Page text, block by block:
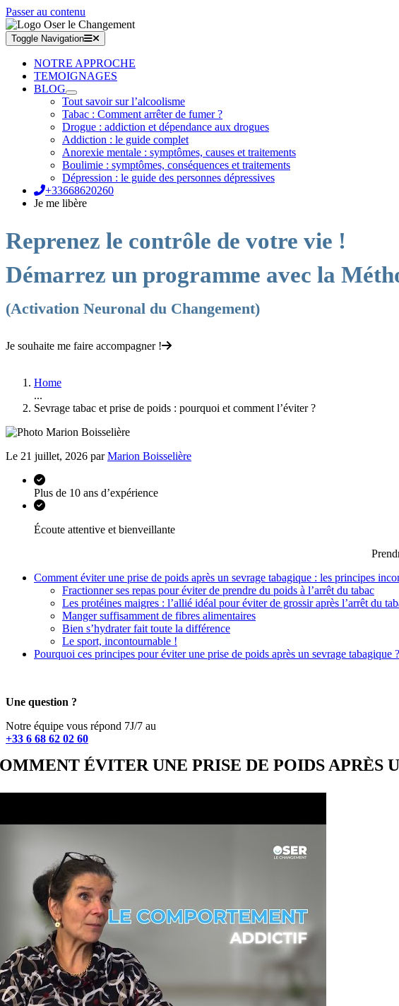
Passer au contenu
Toggle Navigation
NOTRE APPROCHE
TEMOIGNAGES
BLOG
Tout savoir sur l’alcoolisme
Tabac : Comment arrêter de fumer ?
Drogue : addiction et dépendance aux drogues
Addiction : le guide complet
Anorexie mentale : symptômes, causes et traitements
Boulimie : symptômes, conséquences et traitements
Dépression : le guide des personnes dépressives
+33668620260
Je me libère
Reprenez le contrôle de votre vie !
Démarrez un programme avec la
(Activation Neuronal du Changement)
Je souhaite me faire accompagner !
Home
...
Sevrage tabac et prise de poids : pourquoi et comment l’éviter ?
Le 21 juillet, 2026 parMarion Boisselière
Plus de 10 ans d’expérience
Écoute attentive et bienveillante
Comment éviter une prise de poids après un sevrage tabagique : les principes
Fractionner ses repas pour éviter de prendre du poids à l’arrêt du tabac
Les protéines maigres : l’allié idéal pour éviter de grossir après l’arrêt du
Manger suffisamment de fibres alimentaires
Bien s’hydrater fait toute la différence
Le sport, incontournable !
Pourquoi ces principes pour éviter une prise de poids après un sevrage tabagique ?
Une question ?
Notre équipe vous répond 7J/7 au
+33 6 68 62 02 60
ÉVITER UNE PRISE DE POIDS APRÈS